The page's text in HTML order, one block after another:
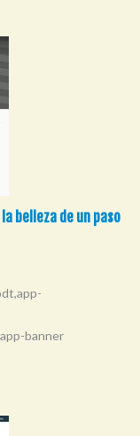
belleza de un paso
banner